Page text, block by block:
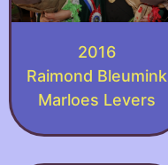
2016
Raimond Bleumink
Marloes Levers